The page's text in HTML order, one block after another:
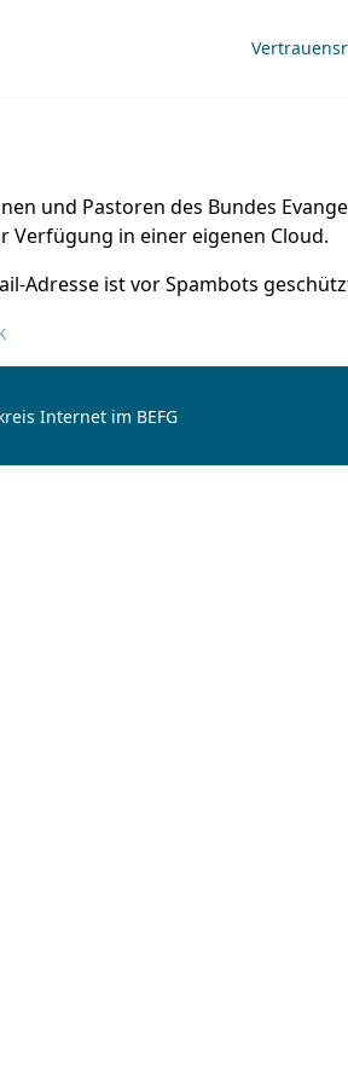
und Pastoren des Bundes
Verfügung in einer eigenen Cloud.
Adresse ist vor Spambots
Internet im BEFG